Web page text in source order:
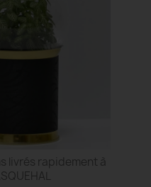
livrés rapidement à